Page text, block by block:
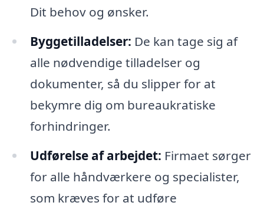
Dit behov og ønsker.
Byggetilladelser: De kan tage sig af
alle nødvendige tilladelser og
dokumenter, så du slipper for at
bekymre dig om bureaukratiske
forhindringer.
Udførelse af arbejdet: Firmaet sørger
for alle håndværkere og specialister,
som kræves for at udføre